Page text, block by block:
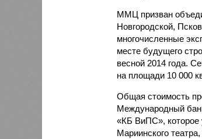
ММЦ призван
Новгородской,
многочисленные
месте будущего
весной 2014 года.
на площади 10 000
Общая стоимость
Международный
«КБ ВиПС», которое
Мариинского